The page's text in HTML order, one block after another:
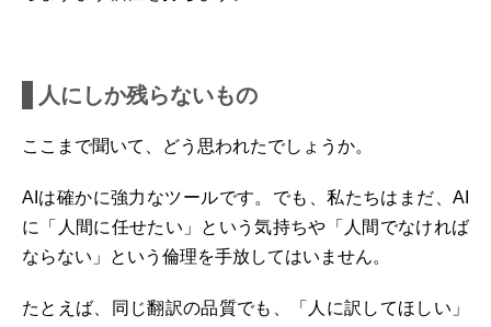
人にしか残らないもの
ここまで聞いて、どう思われたでしょうか。
AIは確かに強力なツールです。でも、私たちはまだ、AI
に「人間に任せたい」という気持ちや「人間でなければ
ならない」という倫理を手放してはいません。
たとえば、同じ翻訳の品質でも、「人に訳してほしい」